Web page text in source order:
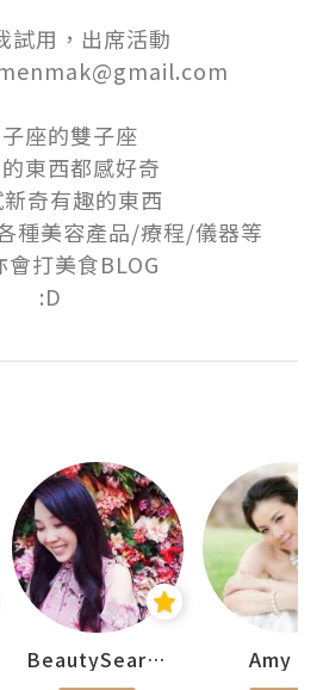
試用，出席活動
座的雙子座
東西都感好奇
奇有趣的東西
種美容產品/療程/儀器等
會打美食BLOG
:D
BeautySearch Amy